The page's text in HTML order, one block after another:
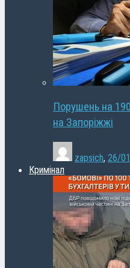
Порушень на
на Запоріжжі
zapsich, 26/
Кримінал